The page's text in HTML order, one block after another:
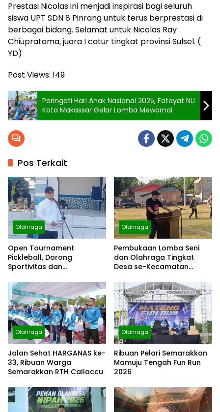
Prestasi Nicolas ini menjadi inspirasi bagi seluruh
siswa UPT SDN 8 Pinrang untuk terus berprestasi di
berbagai bidang. Selamat untuk Nicolas Ray
Chiupratama, juara I catur tingkat provinsi Sulsel. (
YD)
Post Views: 149
Peringati Hari Anak Nasional 2025, Fatayat NU
Kota Makassar Gelar Lomba Mewarnai
Pos Terkait
Olahraga
Open Tournament
Pickleball, Dorong
Sportivitas dan
Olahraga
Pembukaan Lomba Seni
dan Olahraga Tingkat
Desa se-Kecamatan
Olahraga
Jalan Sehat HARGANAS ke-
33, Ribuan Warga
Semarakkan RTH Callaccu
Olahraga
Ribuan Pelari Semarakkan
Mamuju Tengah Fun Run
2026